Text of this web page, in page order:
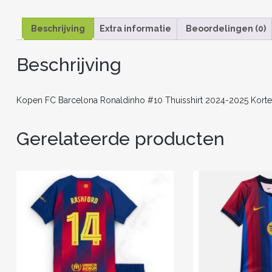
Beschrijving Extra informatie Beoordelingen (0)
Beschrijving
Kopen FC Barcelona Ronaldinho #10 Thuisshirt 2024-2025
Gerelateerde producten